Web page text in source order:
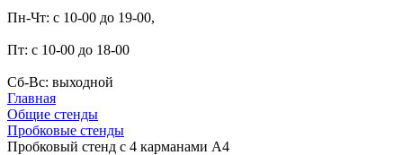
Пн-Чт: с 10-00 до 19-00,
Пт: с 10-00 до 18-00
Сб-Вс: выходной
Главная
Общие стенды
Пробковые стенды
Пробковый стенд с 4 карманами А4